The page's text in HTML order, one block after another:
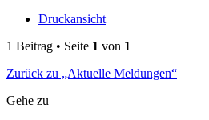
Druckansicht
1 Beitrag • Seite 1 von 1
Zurück zu „Aktuelle Meldungen“
Gehe zu